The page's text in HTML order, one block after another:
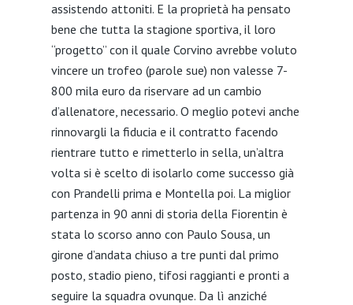
assistendo attoniti. E la proprietà ha pensato
bene che tutta la stagione sportiva, il loro
“progetto” con il quale Corvino avrebbe voluto
vincere un trofeo (parole sue) non valesse 7-
800 mila euro da riservare ad un cambio
d’allenatore, necessario. O meglio potevi anche
rinnovargli la fiducia e il contratto facendo
rientrare tutto e rimetterlo in sella, un’altra
volta si è scelto di isolarlo come successo già
con Prandelli prima e Montella poi. La miglior
partenza in 90 anni di storia della Fiorentin è
stata lo scorso anno con Paulo Sousa, un
girone d’andata chiuso a tre punti dal primo
posto, stadio pieno, tifosi raggianti e pronti a
seguire la squadra ovunque. Da lì anziché